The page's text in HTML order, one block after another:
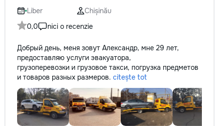
Liber
Chișinău
0,0
nici o recenzie
Добрый день, меня зовут Александр, мне 29 лет,
предоставляю услуги эвакуатора,
грузоперевозки и грузовое такси, погрузка предметов
и товаров разных размеров. citește tot